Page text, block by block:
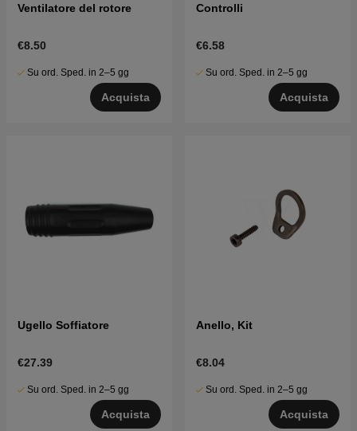
Ventilatore del rotore
€8.50
Su ord. Sped. in 2–5 gg
Acquista
Controlli
€6.58
Su ord. Sped. in 2–5 gg
Acquista
Ugello Soffiatore
€27.39
Su ord. Sped. in 2–5 gg
Acquista
Anello, Kit
€8.04
Su ord. Sped. in 2–5 gg
Acquista